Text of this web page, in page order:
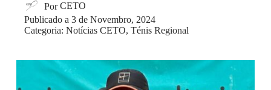
Por CETO
Publicado a 3 de Novembro, 2024
Categoria: Notícias CETO,Ténis Regional